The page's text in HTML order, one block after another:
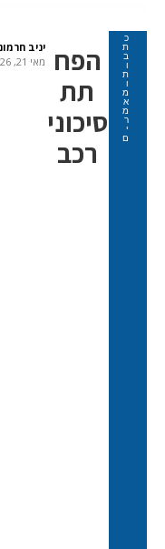
כ
ת
ב
ו
ת
ו
מ
א
מ
ר
י
ם
הפח
תת
סיכוני
רכב
יניב
מאי 21, 2026